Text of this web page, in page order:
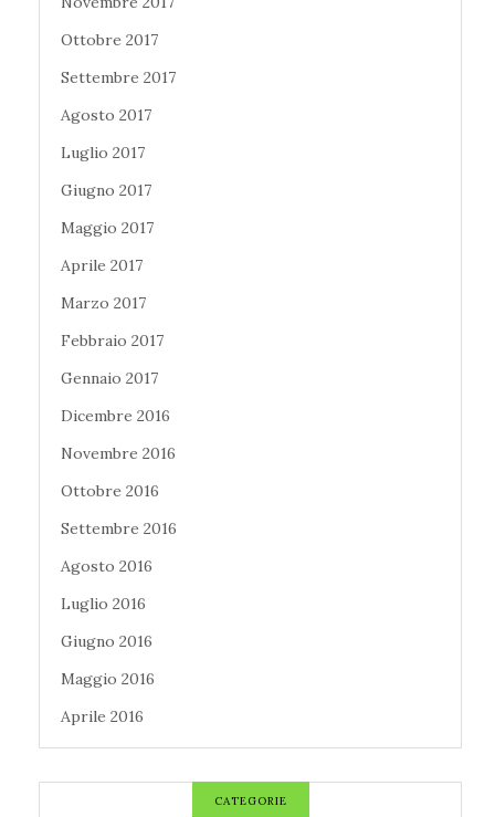
Ottobre 2017
Settembre 2017
Agosto 2017
Luglio 2017
Giugno 2017
Maggio 2017
Aprile 2017
Marzo 2017
Febbraio 2017
Gennaio 2017
Dicembre 2016
Novembre 2016
Ottobre 2016
Settembre 2016
Agosto 2016
Luglio 2016
Giugno 2016
Maggio 2016
Aprile 2016
CATEGORIE